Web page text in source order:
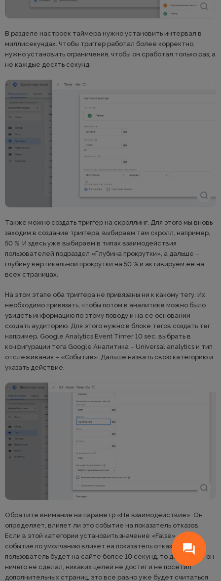
В разделе настроек таймера нужно установить интервал в
миллисекундах. Чтобы триггер работал более корректно,
нужно установить ограничения, чтобы он сработал только раз, а
не каждые десять секунд.
Также можно создать триггер на скроллинг. Для этого мы вновь
заходим в создание триггера, выбираем там скролл, например,
50 %. И здесь уже выбираем в типах взаимодействия
пользователей подраздел «Глубина прокрутки», а дальше –
глубину вертикальной прокрутки на 50 % и активируем ее на
всех страницах.
На этом этапе оба триггера не привязаны ни к какому тегу. Их
необходимо привязать, чтобы потом в аналитике можно было
увидеть информацию по этому поводу и на ее основании
создать аудиторию. Для этого нужно в блоке тегов создать тег,
например, Google Analytics Event Timer 10 sec, выбрать в
конфигурации тега Google Аналитика – Universal analytics и тип
отслеживания – «Событие». Дальше назвать свою категорию и
указать действие.
Обратите внимание на параметр «Не взаимодействие». Он
определяет, влияет ли это событие на показатель отказов.
Если в этой категории установить значение «False», то это
событие по умолчанию влияет на показатель отказов. И когда
пользователь будет на сайте более 10 секунд, то даже если он
ничего не сделал, никаких целей не достиг и не посетил
дополнительных страниц, это все равно уже будет считаться